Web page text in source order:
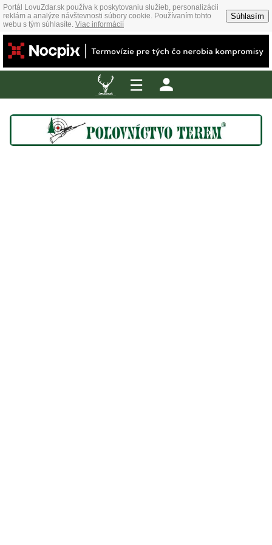
Portál LovuZdar.sk používa k poskytovaniu služieb, personalizácii
reklám a analýze návštevnosti súbory cookie. Používaním tohto
webu s tým súhlasíte. Viac informácií
Súhlasím
☰